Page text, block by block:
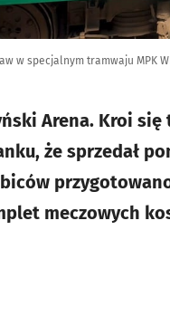
w specjalnym tramwaju
Arena. Kroi
że sprzedał
meczowych